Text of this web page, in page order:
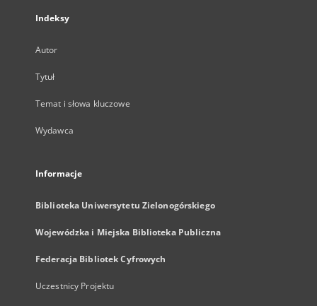
Indeksy
Autor
Tytuł
Temat i słowa kluczowe
Wydawca
Informacje
Biblioteka Uniwersytetu Zielonogórskiego
Wojewódzka i Miejska Biblioteka Publiczna
Federacja Bibliotek Cyfrowych
Uczestnicy Projektu